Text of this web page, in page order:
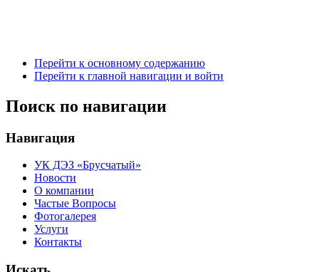
Перейти к основному содержанию
Перейти к главной навигации и войти
Поиск по навигации
Навигация
УК ДЭЗ «Брусчатый»
Новости
О компании
Частые Вопросы
Фотогалерея
Услуги
Контакты